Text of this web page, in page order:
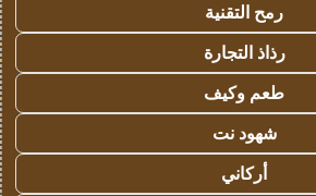
رمح التقنية
رذاذ التجارة
طعم وكيف
شهود نت
أركاني